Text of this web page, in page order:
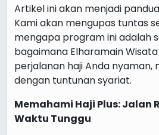
Artikel ini akan menjadi
Kami akan mengupas tuntas
mengapa program ini adalah
bagaimana Elharamain
perjalanan haji Anda nyaman,
dengan tuntunan syariat.
Memahami Haji Plus: Jalan
Waktu Tunggu